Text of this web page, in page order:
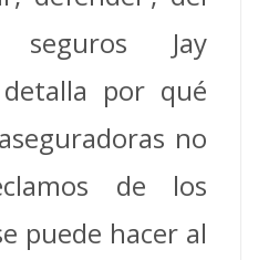
Jay
por qué
no
de los
puede hacer al